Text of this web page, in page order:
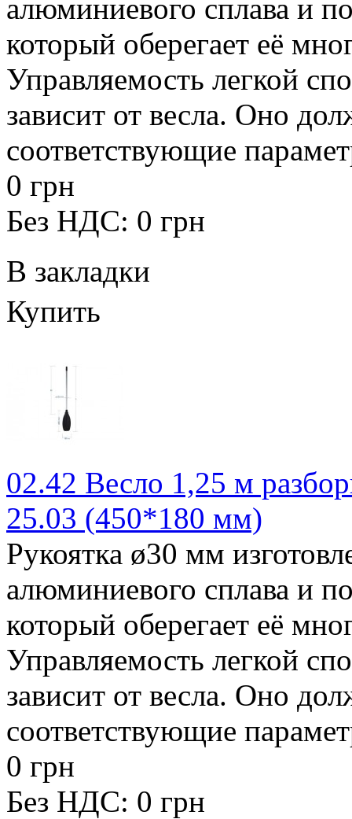
алюминиевого сплава и
который оберегает её
Управляемость легкой
зависит от весла. Оно
соответствующие
0 грн
Без НДС: 0 грн
В закладки
Купить
02.42 Весло 1,25 м
25.03 (450*180 мм)
Рукоятка ø30 мм
алюминиевого сплава и
который оберегает её
Управляемость легкой
зависит от весла. Оно
соответствующие
0 грн
Без НДС: 0 грн